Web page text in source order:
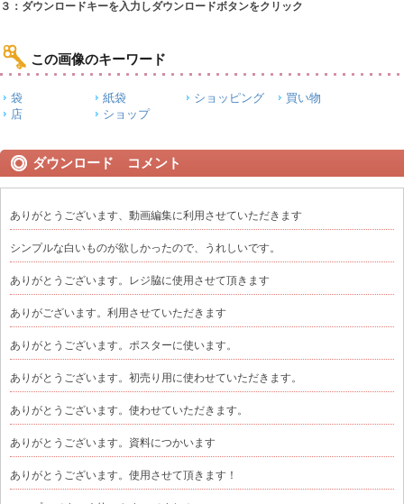
３：ダウンロードキーを入力しダウンロードボタンをクリック
この画像のキーワード
袋 紙袋 ショッピング
買い物
店
ショップ
ダウンロード コメント
ありがとうございます、動画編集に利用させていただきます
シンプルな白いものが欲しかったので、うれしいです。
ありがとうございます。レジ脇に使用させて頂きます
ありがございます。利用させていただきます
ありがとうございます。ポスターに使います。
ありがとうございます。初売り用に使わせていただきます。
ありがとうございます。使わせていただきます。
ありがとうございます。資料につかいます
ありがとうございます。使用させて頂きます！